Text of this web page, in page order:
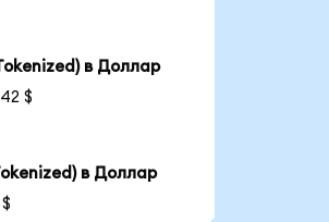
в Доллар
$
в Доллар